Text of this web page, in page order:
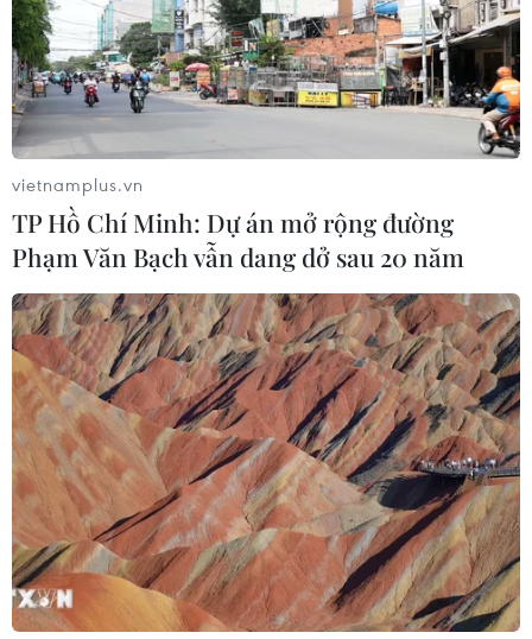
Vụ rơi máy bay ở Trung Quốc: Tìm thấy
hộp đen của máy bay
23/03/2022 10:03
Hộp đen của chiếc máy bay Boeing 737 chở 132 hành
khách gặp nạn ngày 21/3 đã được lực lượng cứu hộ tìm
thấy tại hiện trường vụ tai nạn, ở thành phố Ngô Châu,
tỉnh Quảng Tây, Trung Quốc.
vietnamplus.vn
TP Hồ Chí Minh: Dự án mở rộng đường
Phạm Văn Bạch vẫn dang dở sau 20 năm